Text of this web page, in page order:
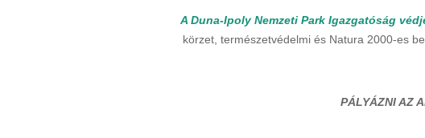
A Duna-Ipoly Nemzeti Park Igazgatóság
körzet, természetvédelmi és Natura 2000-es
PÁLYÁZNI AZ